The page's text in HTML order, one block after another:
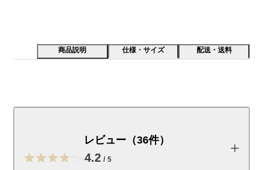
商品説明 仕様・サイズ 配送・送料
【特長】
レビュー（36件）
4.2 / 5